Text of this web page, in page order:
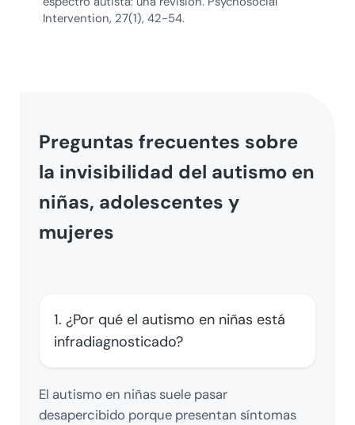
Intervention, 27(1), 42-54.
Preguntas frecuentes sobre
la invisibilidad del autismo en
niñas, adolescentes y
mujeres
1. ¿Por qué el autismo en niñas está
infradiagnosticado?
El autismo en niñas suele pasar
desapercibido porque presentan síntomas